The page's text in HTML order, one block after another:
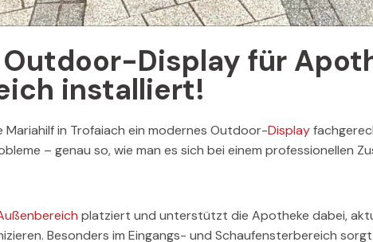
Display für
installiert!
in Trofaiach ein modernes Outdoor-Display
– genau so, wie man es sich bei einem professionellen
platziert und unterstützt die Apotheke dabei,
Besonders im Eingangs- und Schaufensterbereich